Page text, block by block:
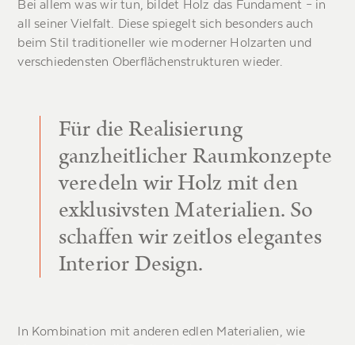
Bei allem was wir tun, bildet Holz das Fundament – in
all seiner Vielfalt. Diese spiegelt sich besonders auch
beim Stil traditioneller wie moderner Holzarten und
verschiedensten Oberflächenstrukturen wieder.
Für die Realisierung
ganzheitlicher Raumkonzepte
veredeln wir Holz mit den
exklusivsten Materialien. So
schaffen wir zeitlos elegantes
Interior Design.
In Kombination mit anderen edlen Materialien, wie